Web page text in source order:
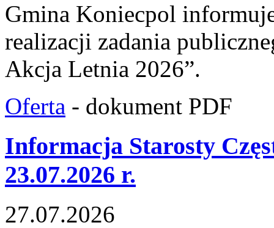
Gmina Koniecpol
realizacji zadania
Akcja Letnia 2026”.
Oferta - dokument PDF
Informacja Starosty
23.07.2026 r.
27.07.2026